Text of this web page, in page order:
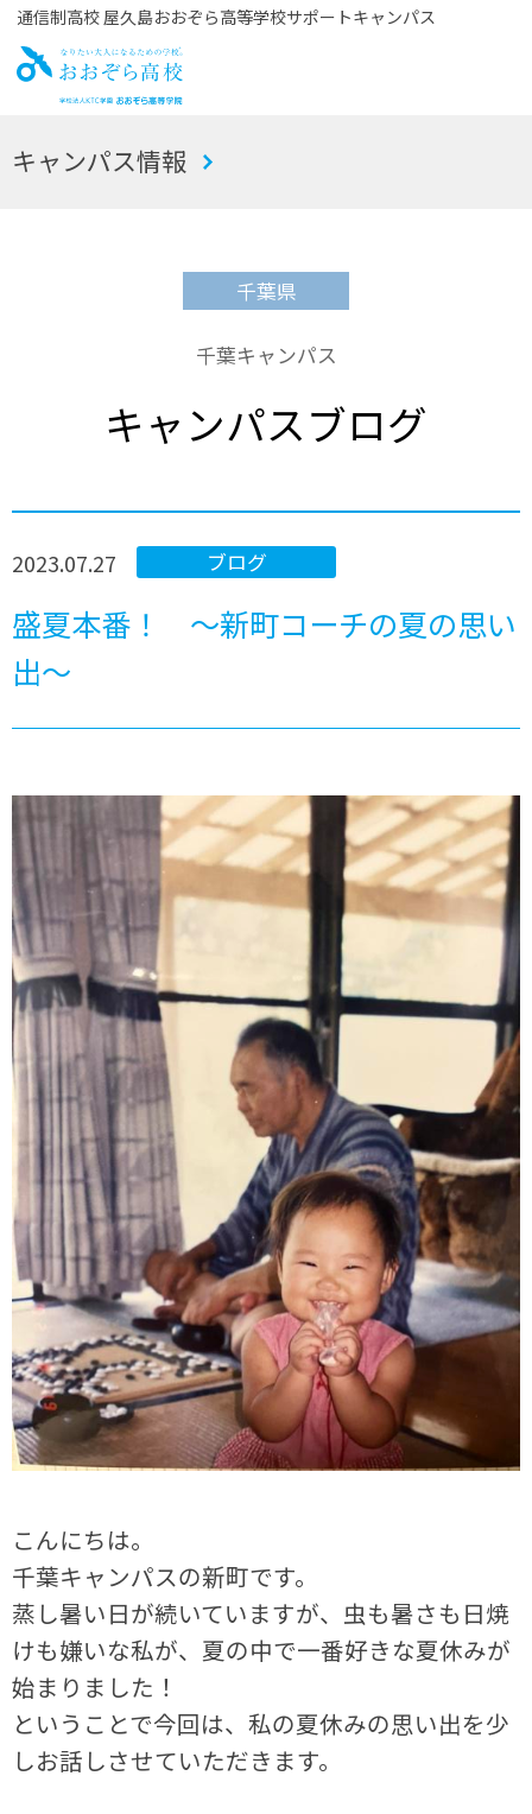
通信制高校 屋久島おおぞら高等学校サポートキャンパス
お
キャンパス情報
千葉県
千葉キャンパス
キャンパスブログ
ブログ
2023.07.27
盛夏本番！ ～新町コーチの夏の思い
出～
こんにちは。
千葉キャンパスの新町です。
蒸し暑い日が続いていますが、虫も暑さも日焼
けも嫌いな私が、夏の中で一番好きな夏休みが
始まりました！
ということで今回は、私の夏休みの思い出を少
しお話しさせていただきます。